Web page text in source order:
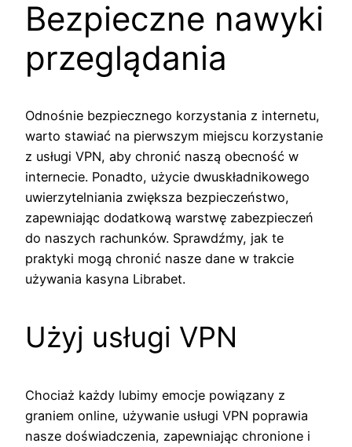
Bezpieczne nawyki
przeglądania
Odnośnie bezpiecznego korzystania z internetu,
warto stawiać na pierwszym miejscu korzystanie
z usługi VPN, aby chronić naszą obecność w
internecie. Ponadto, użycie dwuskładnikowego
uwierzytelniania zwiększa bezpieczeństwo,
zapewniając dodatkową warstwę zabezpieczeń
do naszych rachunków. Sprawdźmy, jak te
praktyki mogą chronić nasze dane w trakcie
używania kasyna Librabet.
Użyj usługi VPN
Chociaż każdy lubimy emocje powiązany z
graniem online, używanie usługi VPN poprawia
nasze doświadczenia, zapewniając chronione i